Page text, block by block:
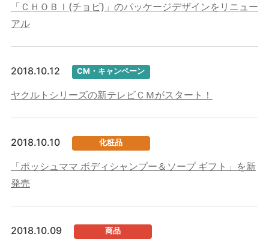
「ＣＨＯＢＩ(チョビ)」のパッケージデザインをリニュー
アル
2018.10.12 CM・キャンペーン
ヤクルトシリーズの新テレビＣＭがスタート！
2018.10.10 化粧品
「ポッシュママ ボディシャンプー＆ソープ ギフト」を新
発売
2018.10.09 商品